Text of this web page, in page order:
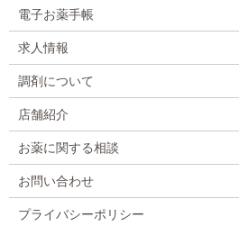
電子お薬手帳
求人情報
調剤について
店舗紹介
お薬に関する相談
お問い合わせ
プライバシーポリシー